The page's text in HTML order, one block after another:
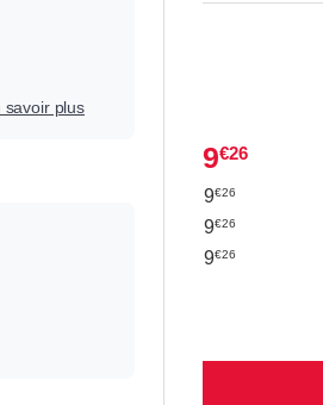
savoir plus
9€26
9€26
9€26
9€26